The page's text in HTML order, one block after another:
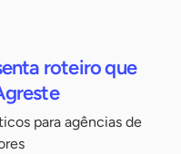
roteiro que
para agências de